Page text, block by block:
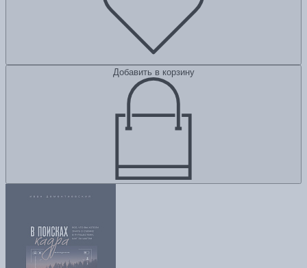
Добавить в корзину